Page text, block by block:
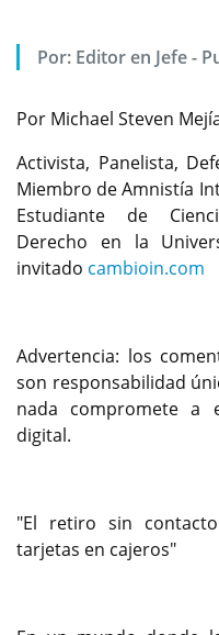
Por: Editor en Jefe -
Por Michael Steven
Activista, Panelista,
Miembro de Amnistía
Estudiante de
Derecho en la
invitado cambioin.com
Advertencia: los
son responsabilidad
nada compromete a
digital.
"El retiro sin
tarjetas en cajeros"